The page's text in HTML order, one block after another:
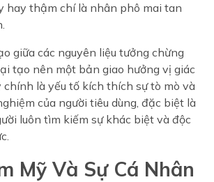
hay thậm chí là nhân phô mai tan
giữa các nguyên liệu tưởng chừng
tạo nên một bản giao hưởng vị giác
là yếu tố kích thích sự tò mò và
của người tiêu dùng, đặc biệt là
luôn tìm kiếm sự khác biệt và độc
Mỹ Và Sự Cá Nhân